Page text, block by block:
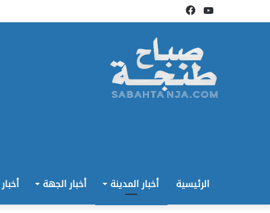
فيسبوكيوتيوب
الرئيسية أخبار المدينة أخبار الجهة